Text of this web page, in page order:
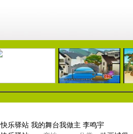
04:41 08:25
快乐驿站 我的舞台我做主 李鸣宇